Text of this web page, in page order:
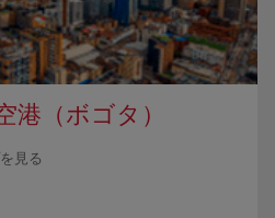
港（ボゴタ）
見る